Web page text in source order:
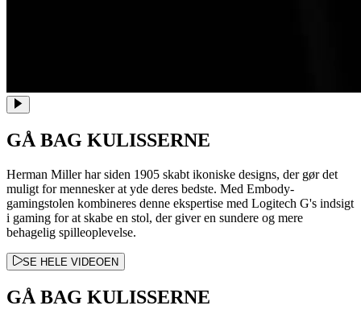
GÅ BAG KULISSERNE
Herman Miller har siden 1905 skabt ikoniske designs, der gør det
muligt for mennesker at yde deres bedste. Med Embody-
gamingstolen kombineres denne ekspertise med Logitech G's indsigt
i gaming for at skabe en stol, der giver en sundere og mere
behagelig spilleoplevelse.
SE HELE VIDEOEN
GÅ BAG KULISSERNE